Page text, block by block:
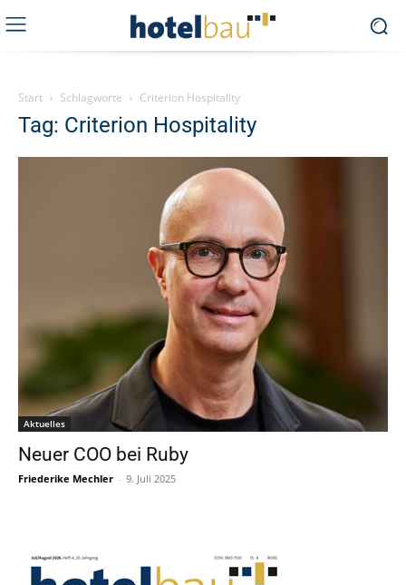
Start Schlagworte Criterion Hospitality
Tag: Criterion Hospitality
Aktuelles
Neuer COO bei Ruby
Friederike Mechler - 9. Juli 2025